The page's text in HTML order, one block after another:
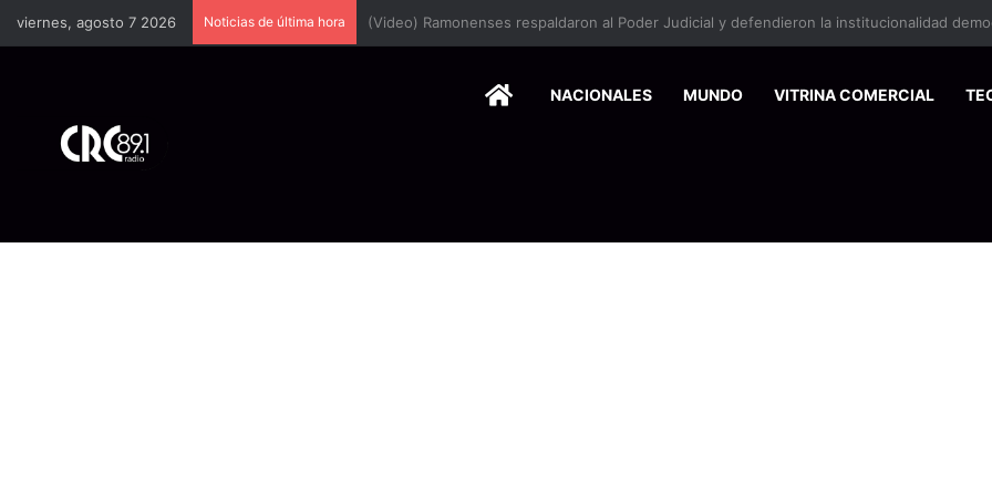
viernes, agosto 7 2026 Noticias de última hora
HOMENACIONALES MUNDO VITRINA COMERCIAL